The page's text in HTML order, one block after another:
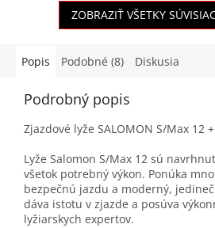
ZOBRAZIŤ VŠETKY
Popis Podobné (8) Diskusia
Podrobný popis
Zjazdové lyže SALOMON S/Max 12
Lyže Salomon S/Max 12 sú
všetok potrebný výkon. Ponúka
bezpečnú jazdu a moderný,
dáva istotu v zjazde a posúva
lyžiarskych expertov.